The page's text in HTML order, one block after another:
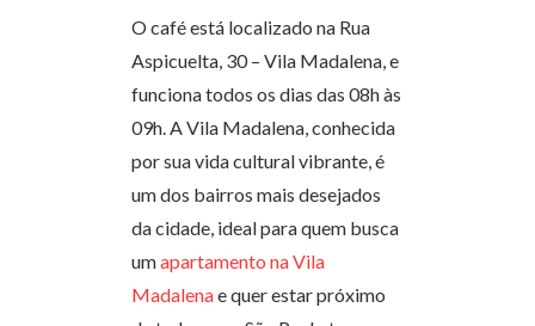
O café está localizado na Rua
Aspicuelta, 30 – Vila Madalena, e
funciona todos os dias das 08h às
09h. A Vila Madalena, conhecida
por sua vida cultural vibrante, é
um dos bairros mais desejados
da cidade, ideal para quem busca
umapartamento na Vila
Madalenae quer estar próximo